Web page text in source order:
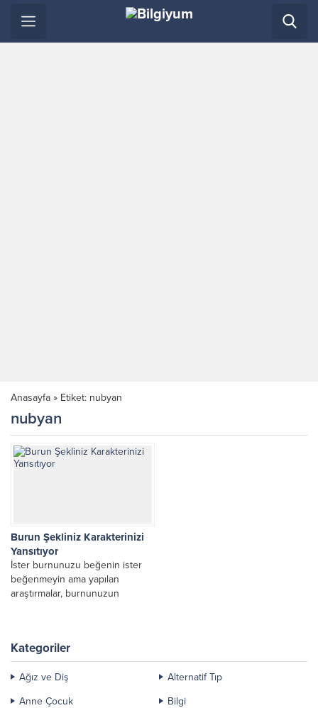
Anasayfa » Etiket: nubyan
nubyan
Burun Şekliniz Karakterinizi
Yansıtıyor
İster burnunuzu beğenin ister
beğenmeyin ama yapılan
araştırmalar, burnunuzun
Kategoriler
Ağız ve Diş
Alternatif Tıp
Anne Çocuk
Bilgi